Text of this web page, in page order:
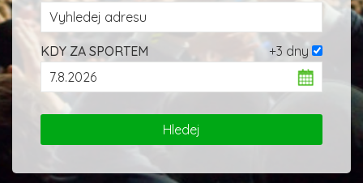
+3 dny
KDY ZA SPORTEM